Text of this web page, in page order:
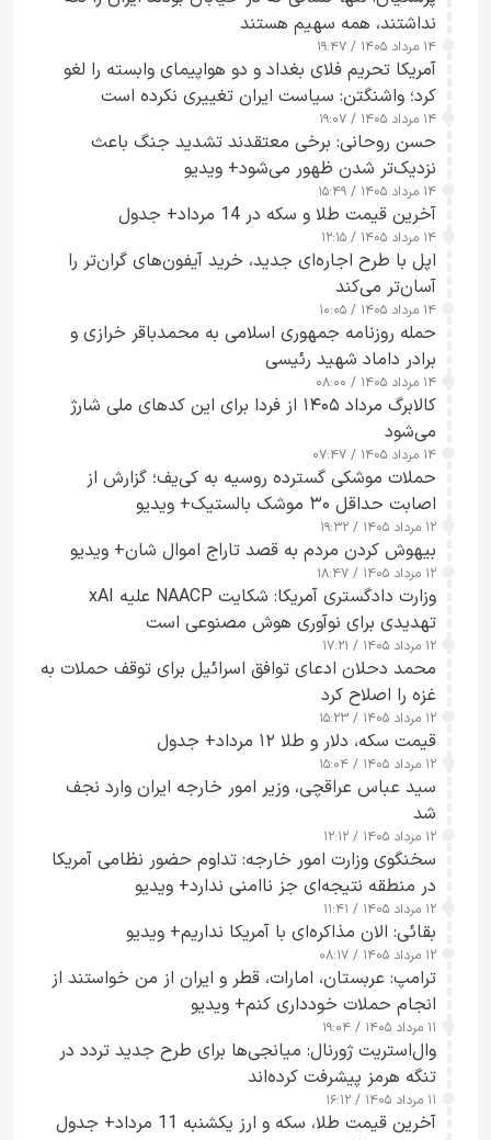
نداشتند، همه سهیم هستند
۱۴ مرداد ۱۴۰۵ / ۱۹:۴۷
آمریکا تحریم فلای بغداد و دو هواپیمای وابسته را لغو
کرد؛ واشنگتن: سیاست ایران تغییری نکرده است
۱۴ مرداد ۱۴۰۵ / ۱۹:۰۷
حسن روحانی: برخی معتقدند تشدید جنگ باعث
نزدیک‌تر شدن ظهور می‌شود+ ویدیو
۱۴ مرداد ۱۴۰۵ / ۱۵:۴۹
آخرین قیمت طلا و سکه در 14 مرداد+ جدول
۱۴ مرداد ۱۴۰۵ / ۱۲:۱۵
اپل با طرح اجاره‌ای جدید، خرید آیفون‌های گران‌تر را
آسان‌تر می‌کند
۱۴ مرداد ۱۴۰۵ / ۱۰:۰۵
حمله روزنامه جمهوری اسلامی به محمدباقر خرازی و
برادر داماد شهید رئیسی
۱۴ مرداد ۱۴۰۵ / ۰۸:۰۰
کالابرگ مرداد ۱۴۰۵ از فردا برای این کدهای ملی شارژ
می‌شود
۱۴ مرداد ۱۴۰۵ / ۰۷:۴۷
حملات موشکی گسترده روسیه به کی‌یف؛ گزارش از
اصابت حداقل ۳۰ موشک بالستیک+ ویدیو
۱۲ مرداد ۱۴۰۵ / ۱۹:۳۲
بیهوش کردن مردم به قصد تاراج اموال شان+ ویدیو
۱۲ مرداد ۱۴۰۵ / ۱۸:۴۷
وزارت دادگستری آمریکا: شکایت NAACP علیه xAI
تهدیدی برای نوآوری هوش مصنوعی است
۱۲ مرداد ۱۴۰۵ / ۱۷:۲۱
محمد دحلان ادعای توافق اسرائیل برای توقف حملات به
غزه را اصلاح کرد
۱۲ مرداد ۱۴۰۵ / ۱۵:۲۳
قیمت سکه، دلار و طلا ۱۲ مرداد+ جدول
۱۲ مرداد ۱۴۰۵ / ۱۵:۰۴
سید عباس عراقچی، وزیر امور خارجه ایران وارد نجف
شد
۱۲ مرداد ۱۴۰۵ / ۱۲:۱۲
سخنگوی وزارت امور خارجه: تداوم حضور نظامی آمریکا
در منطقه نتیجه‌ای جز ناامنی ندارد+ ویدیو
۱۲ مرداد ۱۴۰۵ / ۱۱:۴۱
بقائی: الان مذاکره‌ای با آمریکا نداریم+ ویدیو
۱۲ مرداد ۱۴۰۵ / ۰۸:۱۷
ترامپ: عربستان، امارات، قطر و ایران از من خواستند از
انجام حملات خودداری کنم+ ویدیو
۱۱ مرداد ۱۴۰۵ / ۱۹:۰۴
وال‌استریت ژورنال: میانجی‌ها برای طرح جدید تردد در
تنگه هرمز پیشرفت کرده‌اند
۱۱ مرداد ۱۴۰۵ / ۱۶:۱۲
آخرین قیمت طلا، سکه و ارز یکشنبه 11 مرداد+ جدول